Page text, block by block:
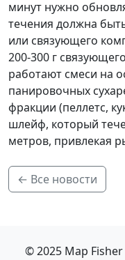
минут нужно
течения должна
или связующего
200-300 г
работают смеси на
панировочных
фракции (пеллетс,
шлейф, который
метров, привлекая
← Все новости
© 2025 Map